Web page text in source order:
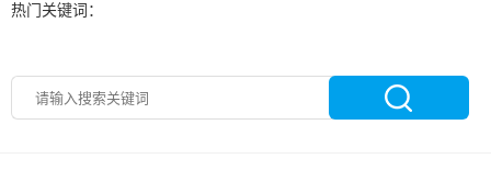
热门关键词：